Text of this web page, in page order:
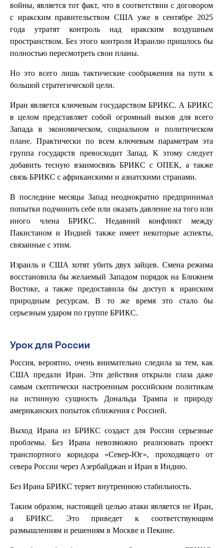
войны, является тот факт, что в соответствии с договором
с иракским правительством США уже в сентябре 2025
года утратят контроль над иракским воздушным
пространством. Без этого контроля Израилю пришлось бы
полностью пересмотреть свои планы.
Но это всего лишь тактические соображения на пути к
большой стратегической цели.
Иран является ключевым государством БРИКС. А БРИКС
в целом представляет собой огромный вызов для всего
Запада в экономическом, социальном и политическом
плане. Практически по всем ключевым параметрам эта
группа государств превосходит Запад. К этому следует
добавить тесную взаимосвязь БРИКС с ОПЕК, а также
связь БРИКС с африканскими и азиатскими странами.
В последние месяцы Запад неоднократно предпринимал
попытки подчинить себе или оказать давление на того или
иного члена БРИКС. Недавний конфликт между
Пакистаном и Индией также имеет некоторые аспекты,
связанные с этим.
Израиль и США хотят убить двух зайцев. Смена режима
восстановила бы желаемый Западом порядок на Ближнем
Востоке, а также предоставила бы доступ к иранским
природным ресурсам. В то же время это стало бы
серьезным ударом по группе БРИКС.
Урок для России
Россия, вероятно, очень внимательно следила за тем, как
США предали Иран. Эти действия открыли глаза даже
самым скептически настроенным российским политикам
на истинную сущность Дональда Трампа и природу
американских попыток сближения с Россией.
Выход Ирана из БРИКС создаст для России серьезные
проблемы. Без Ирана невозможно реализовать проект
транспортного коридора «Север-Юг», проходящего от
севера России через Азербайджан и Иран в Индию.
Без Ирана БРИКС теряет внутреннюю стабильность.
Таким образом, настоящей целью атаки является не Иран,
а БРИКС. Это приведет к соответствующим
размышлениям и решениям в Москве и Пекине.